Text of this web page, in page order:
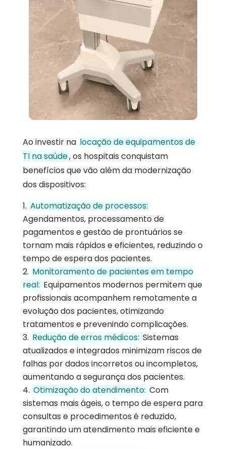
Ao investir na locação de equipamentos de
TI na saúde, os hospitais conquistam
benefícios que vão além da modernização
dos dispositivos:
Automatização de processos:
Agendamentos, processamento de
pagamentos e gestão de prontuários se
tornam mais rápidos e eficientes, reduzindo o
tempo de espera dos pacientes.
Monitoramento de pacientes em tempo
real: Equipamentos modernos permitem que
profissionais acompanhem remotamente a
evolução dos pacientes, otimizando
tratamentos e prevenindo complicações.
Redução de erros médicos: Sistemas
atualizados e integrados minimizam riscos de
falhas por dados incorretos ou incompletos,
aumentando a segurança dos pacientes.
Otimização do atendimento: Com
sistemas mais ágeis, o tempo de espera para
consultas e procedimentos é reduzido,
garantindo um atendimento mais eficiente e
humanizado.